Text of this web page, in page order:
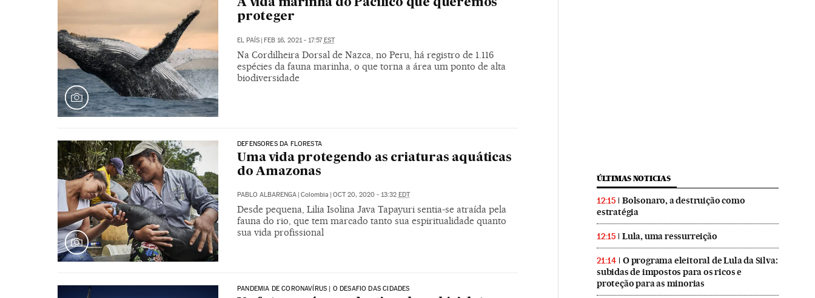
A vida marinha do Pacífico que queremos
proteger
EL PAÍS | FEB 16, 2021 - 17:57EST
Na Cordilheira Dorsal de Nazca, no Peru, há registro de 1.116
espécies da fauna marinha, o que torna a área um ponto de alta
biodiversidade
DEFENSORES DA FLORESTA
Uma vida protegendo as criaturas aquáticas
do Amazonas
PABLO ALBARENGA Colombia OCT 20, 2020 - 13:32 EDT
Desde pequena, Lilia Isolina Java Tapayuri sentia-se atraída pela
fauna do rio, que tem marcado tanto sua espiritualidade quanto
sua vida profissional
PANDEMIA DE CORONAVÍRUS | O DESAFIO DAS CIDADES
ÚLTIMAS NOTICIAS
12:15
Bolsonaro, a destruição como
estratégia
12:15 Lula, uma ressurreição
21:14
O programa eleitoral de Lula da Silva:
subidas de impostos para os ricos e
proteção para as minorias